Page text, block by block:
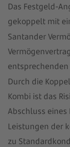
Das Festgeld-
gekoppelt mit
Santander
Durch die
Kombi ist das
Abschluss eines
Leistungen der
zu